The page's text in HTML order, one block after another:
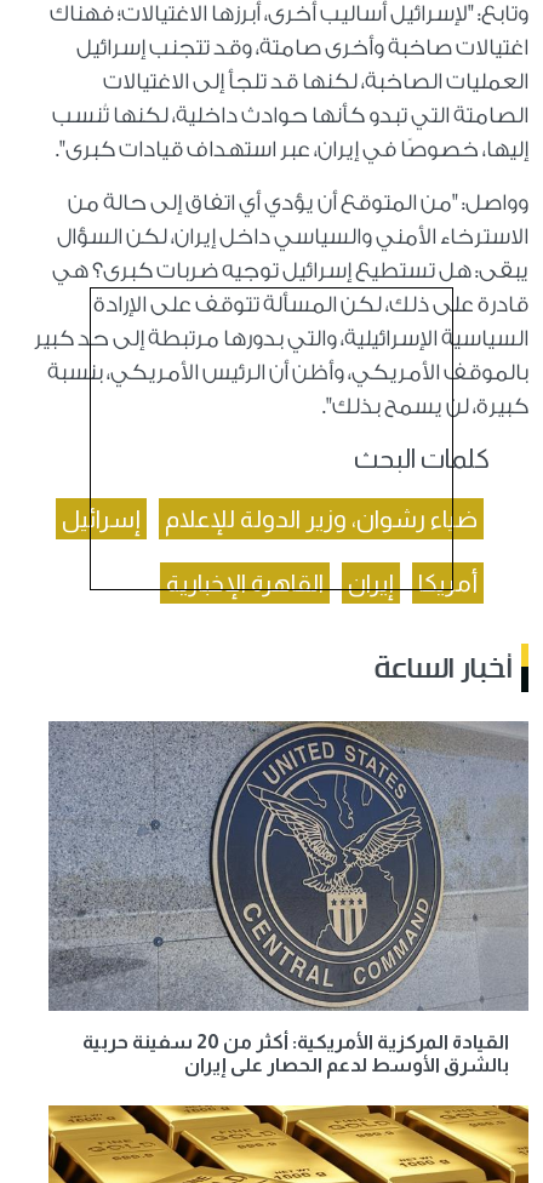
وتابع: "لإسرائيل أساليب أخرى، أبرزها الاغتيالات؛ فهناك
اغتيالات صاخبة وأخرى صامتة، وقد تتجنب إسرائيل
العمليات الصاخبة، لكنها قد تلجأ إلى الاغتيالات
الصامتة التي تبدو كأنها حوادث داخلية، لكنها تُنسب
إليها، خصوصًا في إيران، عبر استهداف قيادات كبرى".
وواصل: "من المتوقع أن يؤدي أي اتفاق إلى حالة من
الاسترخاء الأمني والسياسي داخل إيران، لكن السؤال
يبقى: هل تستطيع إسرائيل توجيه ضربات كبرى؟ هي
قادرة على ذلك، لكن المسألة تتوقف على الإرادة
السياسية الإسرائيلية، والتي بدورها مرتبطة إلى حد كبير
بالموقف الأمريكي، وأظن أن الرئيس الأمريكي، بنسبة
كبيرة، لن يسمح بذلك".
كلمات البحث
ضياء رشوان، وزير الدولة للإعلام إسرائيل
أمريكا إيران القاهرة الإخبارية
أخبار الساعة
القيادة المركزية الأمريكية: أكثر من 20 سفينة حربية
بالشرق الأوسط لدعم الحصار على إيران